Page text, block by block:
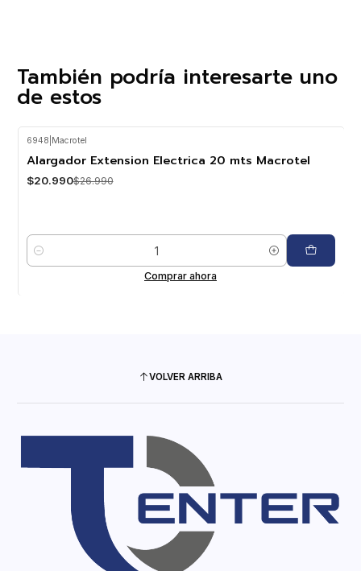
También podría interesarte uno
de estos
6948 Macrotel
Alargador Extension Electrica 20 mts Macrotel
$20.990$26.990
Cantidad
Comprar ahora
VOLVER ARRIBA